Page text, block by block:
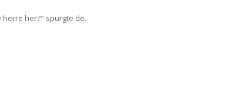
her?" spurgte de.